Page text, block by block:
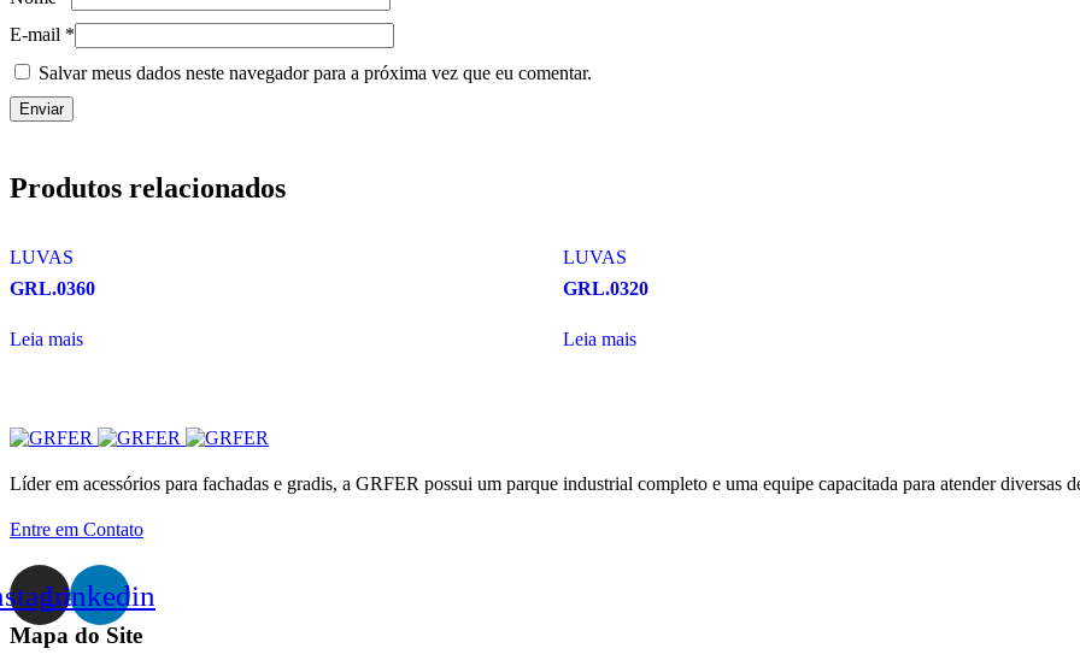
E-mail *
Salvar meus dados neste navegador para a próxima vez que eu comentar.
Produtos relacionados
LUVAS
GRL.0360
Leia mais
LUVAS
GRL.0320
Leia mais
Líder em acessórios para fachadas e gradis, a GRFER possui um parque industrial completo e uma equipe capacitada para atender diversas
Entre em Contato
Linkedin
Mapa do Site